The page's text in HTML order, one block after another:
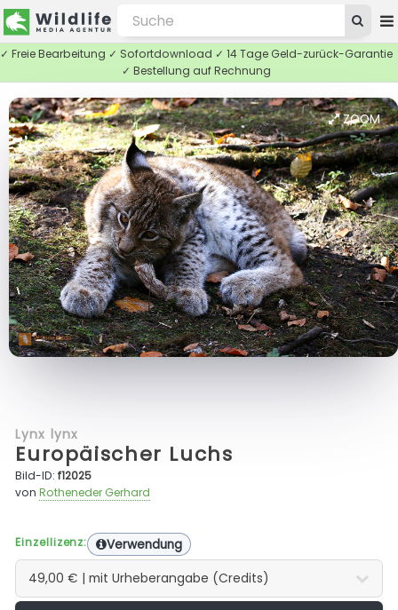
✓ Freie Bearbeitung ✓ Sofortdownload ✓ 14 Tage Geld-zurück-Garantie
✓ Bestellung auf Rechnung
ZOOM
Lynx lynx
Europäischer Luchs
Bild-ID:f12025
vonRotheneder Gerhard
Einzellizenz: Verwendung